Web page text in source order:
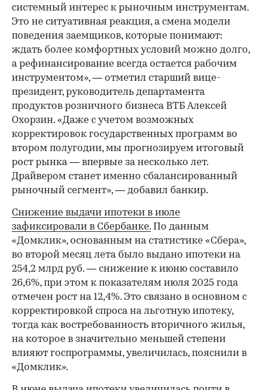
системный интерес к рыночным инструментам.
Это не ситуативная реакция, а смена модели
поведения заемщиков, которые понимают:
ждать более комфортных условий можно долго,
а рефинансирование всегда остается рабочим
инструментом», — отметил старший вице-
президент, руководитель департамента
продуктов розничного бизнеса ВТБ Алексей
Охорзин. «Даже с учетом возможных
корректировок государственных программ во
втором полугодии, мы прогнозируем итоговый
рост рынка — впервые за несколько лет.
Драйвером станет именно сбалансированный
рыночный сегмент», — добавил банкир.
Снижение выдачи ипотеки в июле
зафиксировали в Сбербанке. По данным
«Домклик», основанным на статистике «Сбера»,
во второй месяц лета было выдано ипотеки на
254,2 млрд руб. — снижение к июню составило
26,6%, при этом к показателям июля 2025 года
отмечен рост на 12,4%. Это связано в основном с
корректировкой спроса на льготную ипотеку,
тогда как востребованность вторичного жилья,
на которое в значительно меньшей степени
влияют госпрограммы, увеличилась, пояснили в
«Домклик».